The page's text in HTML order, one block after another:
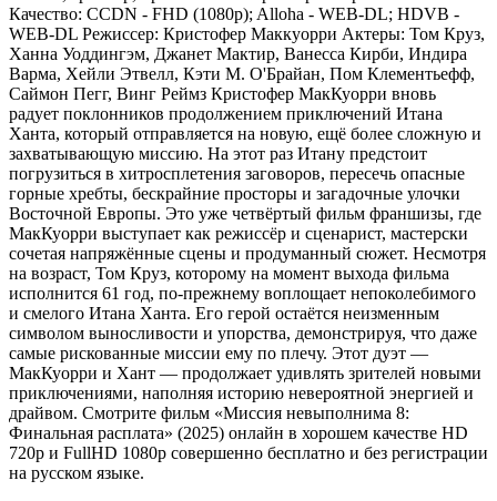
Качество: CCDN - FHD (1080p); Alloha - WEB-DL; HDVB -
WEB-DL Режиссер: Кристофер Маккуорри Актеры: Том Круз,
Ханна Уоддингэм, Джанет Мактир, Ванесса Кирби, Индира
Варма, Хейли Этвелл, Кэти М. О'Брайан, Пом Клементьефф,
Саймон Пегг, Винг Реймз Кристофер МакКуорри вновь
радует поклонников продолжением приключений Итана
Ханта, который отправляется на новую, ещё более сложную и
захватывающую миссию. На этот раз Итану предстоит
погрузиться в хитросплетения заговоров, пересечь опасные
горные хребты, бескрайние просторы и загадочные улочки
Восточной Европы. Это уже четвёртый фильм франшизы, где
МакКуорри выступает как режиссёр и сценарист, мастерски
сочетая напряжённые сцены и продуманный сюжет. Несмотря
на возраст, Том Круз, которому на момент выхода фильма
исполнится 61 год, по-прежнему воплощает непоколебимого
и смелого Итана Ханта. Его герой остаётся неизменным
символом выносливости и упорства, демонстрируя, что даже
самые рискованные миссии ему по плечу. Этот дуэт —
МакКуорри и Хант — продолжает удивлять зрителей новыми
приключениями, наполняя историю невероятной энергией и
драйвом. Смотрите фильм «Миссия невыполнима 8:
Финальная расплата» (2025) онлайн в хорошем качестве HD
720p и FullHD 1080p совершенно бесплатно и без регистрации
на русском языке.